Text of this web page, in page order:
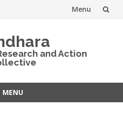
Menu
and Action
MENU